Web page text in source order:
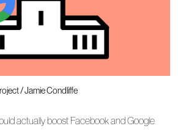
/ Jamie Condliffe
actually boost Facebook and Google